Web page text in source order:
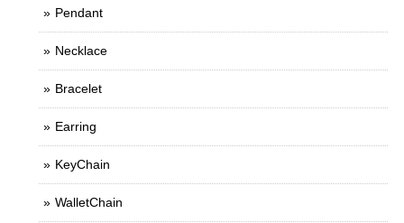
Pendant
Necklace
Bracelet
Earring
KeyChain
WalletChain